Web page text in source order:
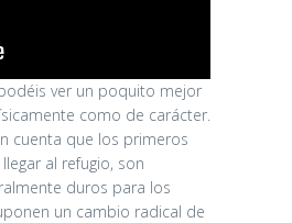
ver un poquito mejor
como de carácter.
cuenta que los primeros
al refugio, son
duros para los
un cambio radical de